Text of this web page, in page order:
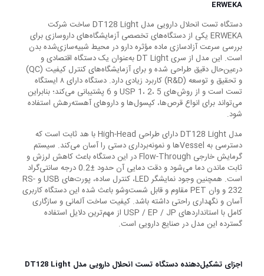
ERWEKA
دستگاه تست انحلال دارویی مدل DT128 Light ساخت شرکت
ERWEKA یکی از دستگاه‌های تخصصی آزمایشگاه‌های داروسازی برای
بررسی سرعت آزادسازی ماده مؤثره دارو در محیط شبیه‌سازی‌شده بدن
است. این مدل از سری DT Light به‌عنوان یک دستگاه اقتصادی و
درعین‌حال دقیق طراحی شده و برای آزمایشگاه‌های کنترل کیفیت (QC)
و تحقیق و توسعه (R&D) کاربرد زیادی دارد. دستگاه دارای ۸ ایستگاه
تست است و از روش‌های USP 1، 2، 5 و 6 پشتیبانی می‌کند؛ بنابراین
می‌تواند برای انواع قرص‌ها، کپسول‌ها و داروهای آهسته‌رهش استفاده
شود.
مدل DT128 Light دارای طراحی High-Head با هد ثابت است که
دسترسی به Vesselها و نمونه‌برداری دستی را آسان می‌کند. سیستم
گرمایش خارجی Flow-Through در این دستگاه باعث کاهش لرزش و
ثابت ماندن دما می‌شود و دقت دمایی آن حدود ±0.2 درجه سانتی‌گراد
است. همچنین وجود نمایشگر LED، کنترل ساده، پورت‌های USB و RS-
232 و وان PET مقاوم و قابل شست‌وشو باعث شده این دستگاه کاربری
آسان و نگهداری راحتی داشته باشد. کیفیت ساخت آلمانی و سازگاری
کامل با استانداردهای USP / EP / JP از مهم‌ترین دلایل استفاده
گسترده این مدل در صنایع دارویی است.
اجزای تشکیل‌دهنده دستگاه تست انحلال دارویی مدل DT128 Light